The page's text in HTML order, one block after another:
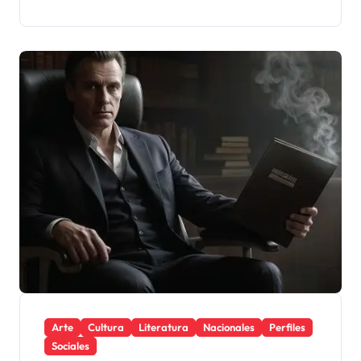
Arte Cultura Literatura Nacionales
Perfiles
Sociales